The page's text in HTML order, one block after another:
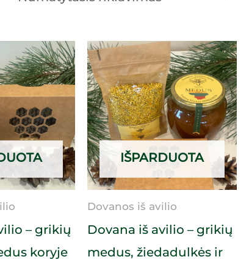
– grikių
koryje
IŠPARDUOTA
Dovanos iš avilio
Dovana iš avilio – grikių
medus, žiedadulkės ir